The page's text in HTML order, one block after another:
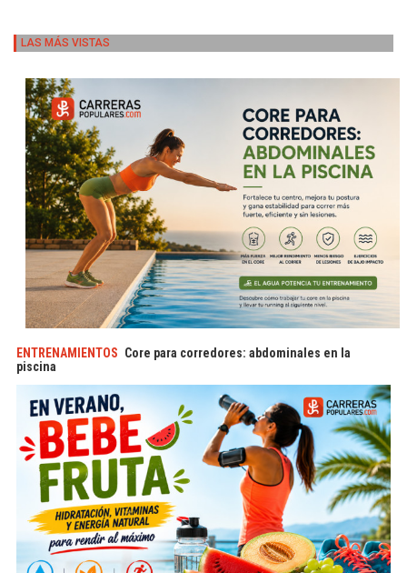
LAS MÁS VISTAS
ENTRENAMIENTOS Core para corredores: abdominales en la
piscina